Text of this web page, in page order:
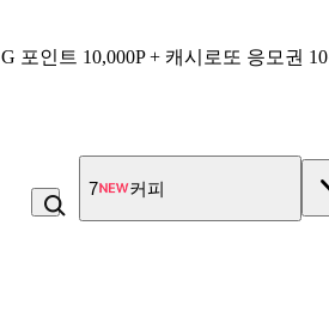
G 포인트 10,000P + 캐시로또 응모권
7 커피